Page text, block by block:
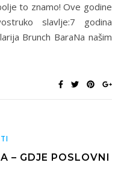
to znamo! Ove godine
slavlje:7 godina
Brunch BaraNa našim
– GDJE POSLOVNI